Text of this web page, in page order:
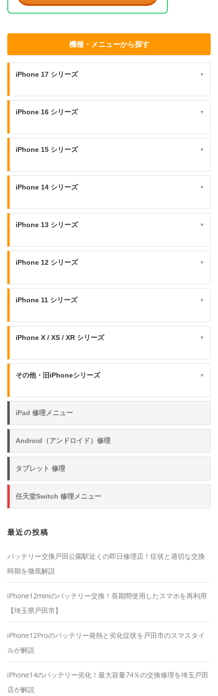
機種・メニューから探す
iPhone 17 シリーズ ▼
iPhone 16 シリーズ ▼
iPhone 15 シリーズ ▼
iPhone 14 シリーズ ▼
iPhone 13 シリーズ ▼
iPhone 12 シリーズ ▼
iPhone 11 シリーズ ▼
iPhone X / XS / XR シリーズ ▼
その他・旧iPhoneシリーズ ▼
iPad 修理メニュー
Android（アンドロイド）修理
タブレット 修理
任天堂Switch 修理メニュー
最近の投稿
バッテリー交換戸田公園駅近くの即日修理店！症状と適切な交換
時期を徹底解説
iPhone12miniのバッテリー交換！長期間使用したスマホを再利用
【埼玉県戸田市】
iPhone12Proのバッテリー発熱と劣化症状を戸田市のスマスタイ
ルが解説
iPhone14のバッテリー劣化！最大容量74％の交換修理を埼玉戸田
店が解説